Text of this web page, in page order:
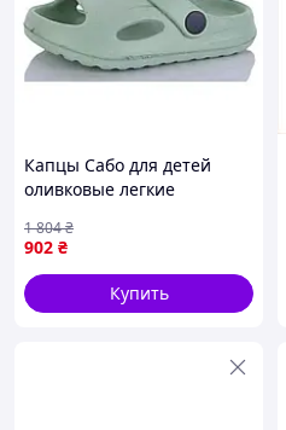
Капцы Сабо для детей
оливковые легкие
дома из ЭВА с хорошей
амортизацией
902 ₴
1 804₴
Купить